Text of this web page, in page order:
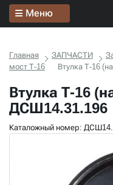
Меню
Главная ЗАПЧАСТИ
мост Т-16
Втулка Т-16
Втулка Т-16
ДСШ14.31.196
Каталожный номер: